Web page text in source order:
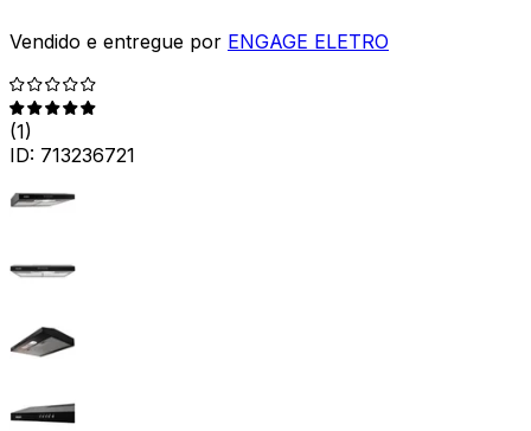
Vendido e entregue por ENGAGE ELETRO
(1)
ID: 713236721